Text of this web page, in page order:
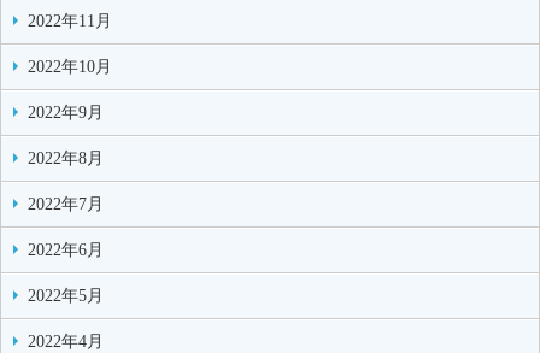
2022年11月
2022年10月
2022年9月
2022年8月
2022年7月
2022年6月
2022年5月
2022年4月